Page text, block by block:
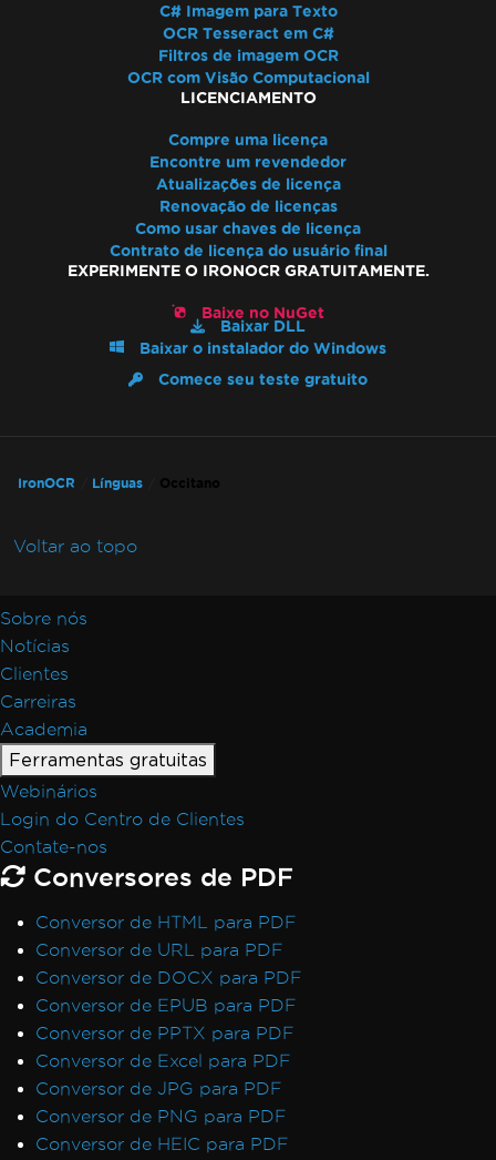
C# Imagem para Texto
OCR Tesseract em C#
Filtros de imagem OCR
OCR com Visão Computacional
LICENCIAMENTO
Compre uma licença
Encontre um revendedor
Atualizações de licença
Renovação de licenças
Como usar chaves de licença
Contrato de licença do usuário final
EXPERIMENTE O IRONOCR GRATUITAMENTE.
Baixe no NuGet
Baixar DLL
Baixar o instalador do Windows
Comece seu teste gratuito
IronOCR Línguas Occitano
Voltar ao topo
Sobre nós
Notícias
Clientes
Carreiras
Academia
Ferramentas gratuitas
Webinários
Login do Centro de Clientes
Contate-nos
Conversores de PDF
Conversor de HTML para PDF
Conversor de URL para PDF
Conversor de DOCX para PDF
Conversor de EPUB para PDF
Conversor de PPTX para PDF
Conversor de Excel para PDF
Conversor de JPG para PDF
Conversor de PNG para PDF
Conversor de HEIC para PDF